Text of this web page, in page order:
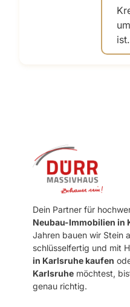
Dein Partner für
Neubau-Immobilien in
Jahren bauen wir Stein
schlüsselfertig und mit
in Karlsruhe kaufen
Karlsruhe möchtest,
genau richtig.